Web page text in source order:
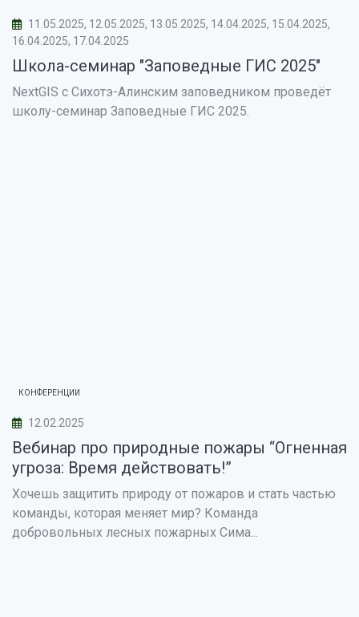
11.05.2025, 12.05.2025, 13.05.2025, 14.04.2025, 15.04.2025,
16.04.2025, 17.04.2025
Школа-семинар "Заповедные ГИС 2025"
NextGIS с Сихотэ-Алинским заповедником проведёт
школу-семинар Заповедные ГИС 2025.
КОНФЕРЕНЦИИ
12.02.2025
Вебинар про природные пожары “Огненная
угроза: Время действовать!”
Хочешь защитить природу от пожаров и стать частью
команды, которая меняет мир? Команда
добровольных лесных пожарных Сима...